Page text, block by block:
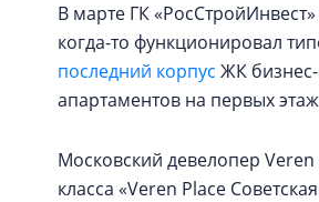
В марте ГК «РосСтройИнвест»
когда-то функционировал
последний корпус ЖК бизнес-
апартаментов на первых
Московский девелопер
класса «Veren Place